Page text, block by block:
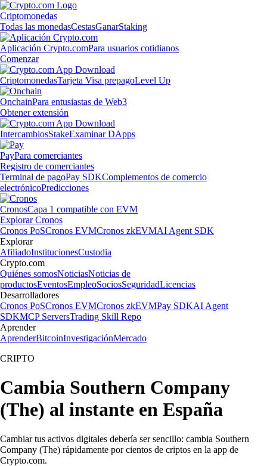
Criptomonedas
Todas las monedasCestasGanarStaking
Aplicación Crypto.comPara usuarios cotidianos
Comenzar
CriptomonedasTarjeta Visa prepagoLevel Up
OnchainPara entusiastas de Web3
Obtener extensión
IntercambiosStakeExaminar DApps
PayPara comerciantes
Registro de comerciantes
Terminal de pagoPay SDKComplementos de comercio
electrónicoPredicciones
CronosCapa 1 compatible con EVM
Explorar Cronos
Cronos PoSCronos EVMCronos zkEVMAI Agent SDK
Explorar
AfiliadoInstitucionesCustodia
Crypto.com
Quiénes somosNoticiasNoticias de
productosEventosEmpleoSociosSeguridadLicencias
Desarrolladores
Cronos PoSCronos EVMCronos zkEVMPay SDKAI Agent
SDKMCP ServersTrading Skill Repo
Aprender
AprenderBitcoinInvestigaciónMercado
CRIPTO
Cambia Southern Company
(The) al instante en España
Cambiar tus activos digitales debería ser sencillo: cambia Southern
Company (The) rápidamente por cientos de criptos en la app de
Crypto.com.